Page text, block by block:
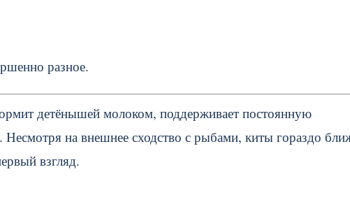
разное.
детёнышей молоком, поддерживает постоянную
на внешнее сходство с рыбами, киты гораздо
взгляд.